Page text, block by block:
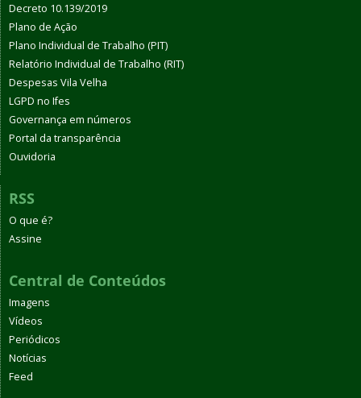
Decreto 10.139/2019
Plano de Ação
Plano Individual de Trabalho (PIT)
Relatório Individual de Trabalho (RIT)
Despesas Vila Velha
LGPD no Ifes
Governança em números
Portal da transparência
Ouvidoria
RSS
O que é?
Assine
Central de Conteúdos
Imagens
Vídeos
Periódicos
Notícias
Feed